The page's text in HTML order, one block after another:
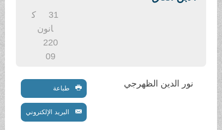
انون
220
نور الدين الظهرجي طباعة
البريد الإلكتروني